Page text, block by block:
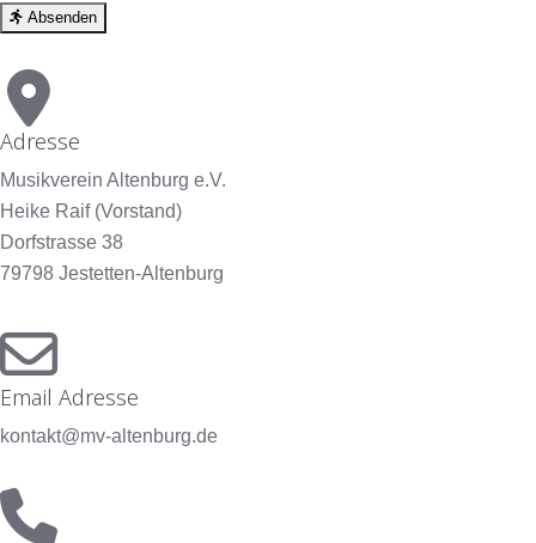
Absenden
Adresse
Musikverein Altenburg e.V.
Heike Raif (Vorstand)
Dorfstrasse 38
79798 Jestetten-Altenburg
Email Adresse
kontakt@mv-altenburg.de